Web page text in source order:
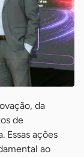
da
de
Essas ações
ao